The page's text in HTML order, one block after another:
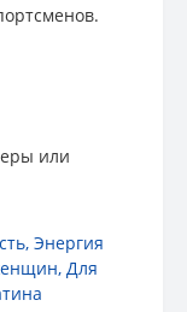
или
, Энергия
, Для